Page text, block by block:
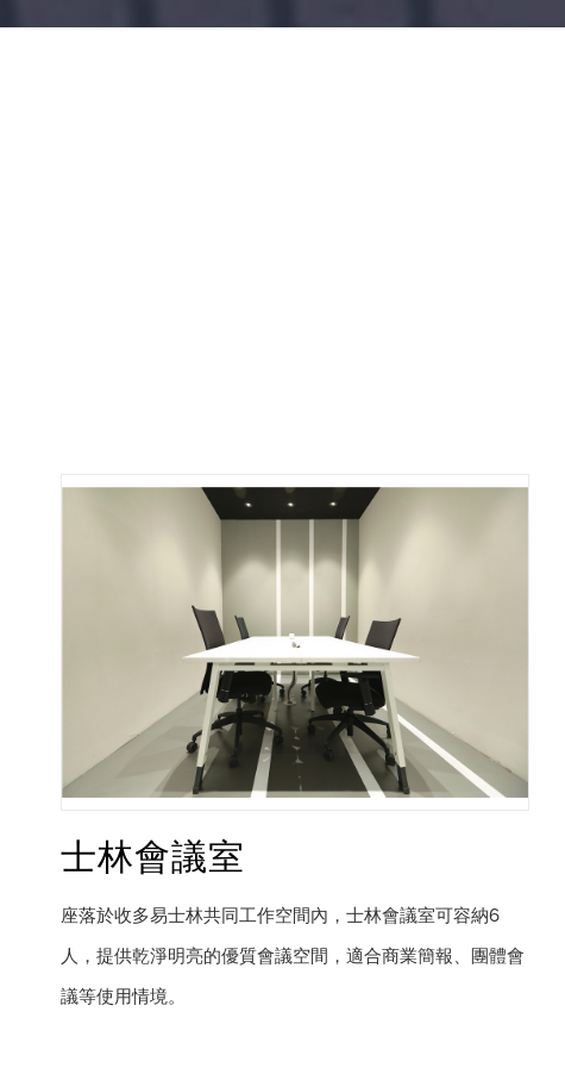
士林會議室
座落於收多易士林共同工作空間內，士林會議室可容納6
人，提供乾淨明亮的優質會議空間，適合商業簡報、團體會
議等使用情境。